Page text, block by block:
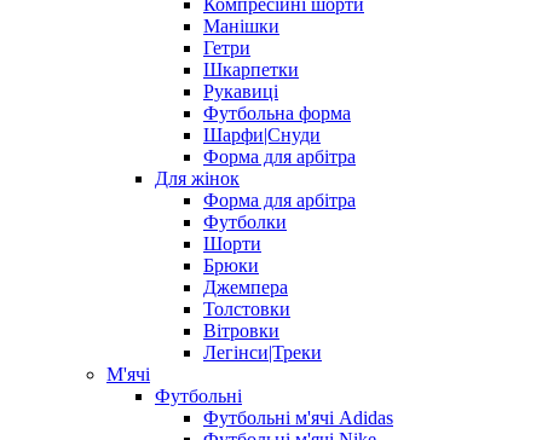
Компресійні шорти
Манішки
Гетри
Шкарпетки
Рукавиці
Футбольна форма
Шарфи|Снуди
Форма для арбітра
Для жінок
Форма для арбітра
Футболки
Шорти
Брюки
Джемпера
Толстовки
Вітровки
Легінси|Треки
М'ячі
Футбольні
Футбольні м'ячі Adidas